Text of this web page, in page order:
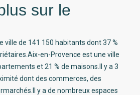
sur le
ville de 141 150 habitants dont 37 %
en-Provence est une ville
et 21 % de maisons.Il y a 3
dont des commerces, des
y a de nombreux espaces